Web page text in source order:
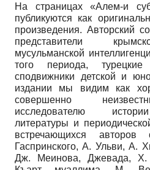
На страницах «Алем-и
публикуются как
произведения. Авторский
представители
мусульманской
того периода,
сподвижники детской и
издании мы видим как
совершенно
исследователю
литературы и
встречающихся авторов
Гаспринского, А. Ульви, А.
Дж. Меинова, Джевада,